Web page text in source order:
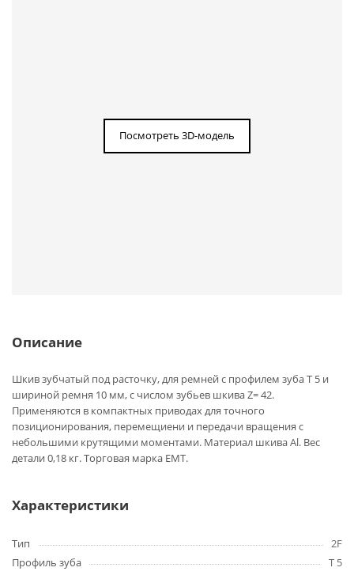
Посмотреть 3D-модель
Описание
Шкив зубчатый под расточку, для ремней с профилем зуба T 5 и
шириной ремня 10 мм, с числом зубьев шкива Z= 42.
Применяются в компактных приводах для точного
позиционирования, перемещиени и передачи вращения с
небольшими крутящими моментами. Материал шкива Al. Вес
детали 0,18 кг. Торговая марка EMT.
Характеристики
Тип
2F
Профиль зуба
T 5